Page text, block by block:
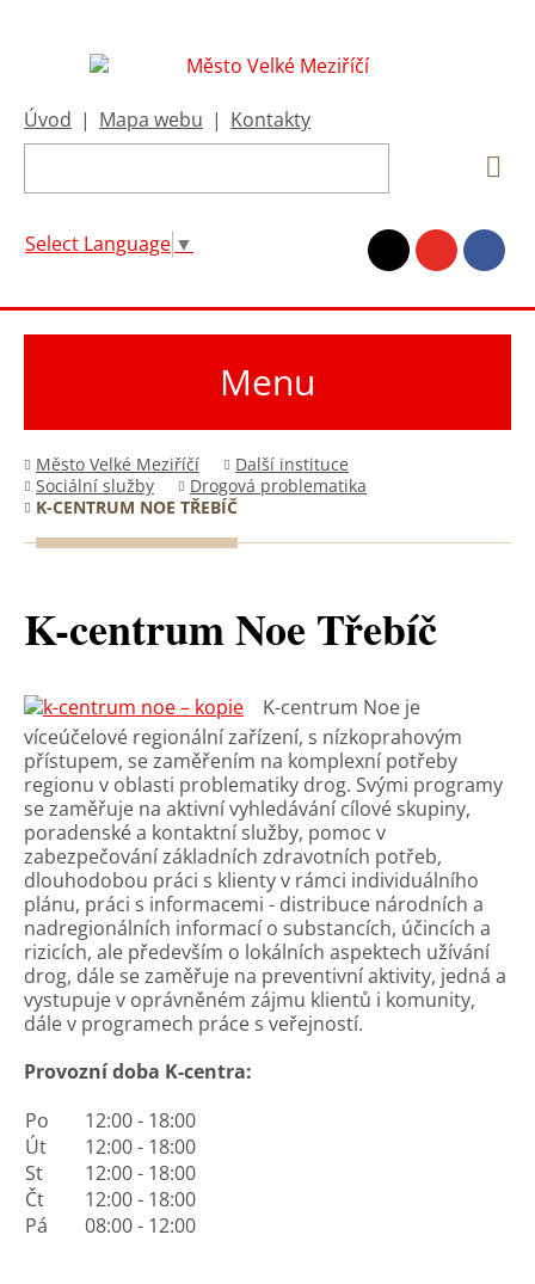
Úvod | Mapa webu | Kontakty
Select Language ▼
Menu
Město Velké Meziříčí
Další instituce
Sociální služby
Drogová problematika
K-CENTRUM NOE TŘEBÍČ
K-centrum Noe Třebíč
K-centrum Noe je
víceúčelové regionální zařízení, s nízkoprahovým
přístupem, se zaměřením na komplexní potřeby
regionu v oblasti problematiky drog. Svými programy
se zaměřuje na aktivní vyhledávání cílové skupiny,
poradenské a kontaktní služby, pomoc v
zabezpečování základních zdravotních potřeb,
dlouhodobou práci s klienty v rámci individuálního
plánu, práci s informacemi - distribuce národních a
nadregionálních informací o substancích, účincích a
rizicích, ale především o lokálních aspektech užívání
drog, dále se zaměřuje na preventivní aktivity, jedná a
vystupuje v oprávněném zájmu klientů i komunity,
dále v programech práce s veřejností.
Provozní doba K-centra:
Po
12:00 - 18:00
Út
12:00 - 18:00
St
12:00 - 18:00
Čt
12:00 - 18:00
Pá
08:00 - 12:00